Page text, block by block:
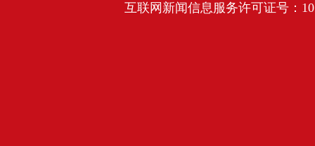
互联网新闻信息服务许可证号：